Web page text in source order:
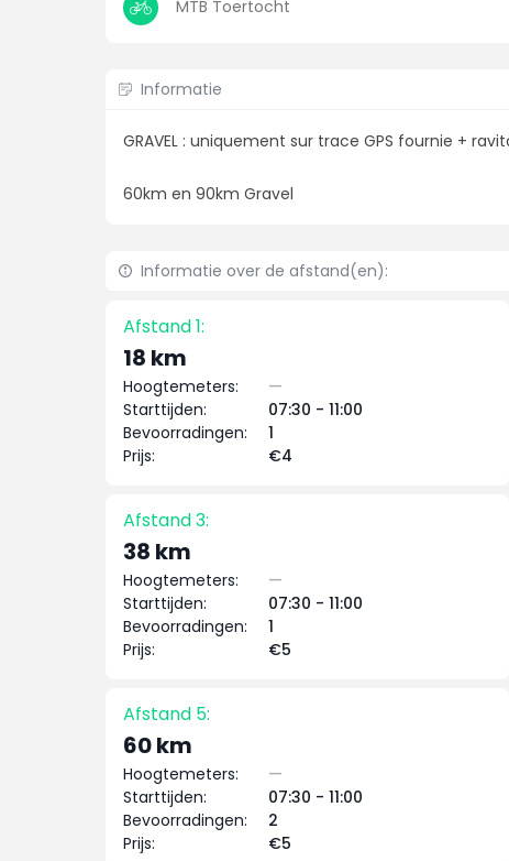
MTB Toertocht
Informatie
GRAVEL : uniquement sur trace GPS fournie +
60km en 90km Gravel
Informatie over de afstand(en):
Afstand 1:
18 km
Hoogtemeters:
—
Starttijden:
07:30 - 11:00
Bevoorradingen:
1
Prijs:
€4
Afstand 3:
38 km
Hoogtemeters:
—
Starttijden:
07:30 - 11:00
Bevoorradingen:
1
Prijs:
€5
Afstand 5:
60 km
Hoogtemeters:
—
Starttijden:
07:30 - 11:00
Bevoorradingen:
2
Prijs:
€5